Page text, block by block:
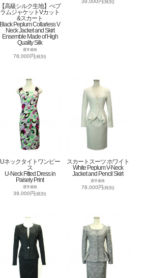
【高級シルク生地】ぺプ
ラムジャケットVカット
&スカート
Black Peplum Collarless V
Neck Jacket and Skirt
Ensemble Made of High
Quality Silk
通常価格
78,000円(税別)
39,000円(税別)
Uネックタイトワンピー
ス
U-Neck Fitted Dress in
Paisely Print
通常価格
39,000円(税別)
スカートスーツ ホワイト
White Peplum V-Neck
Jacket and Pencil Skirt
通常価格
78,000円(税別)